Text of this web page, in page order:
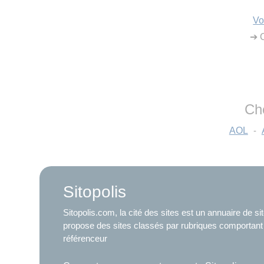
➔
AOL -
Sitopolis
Sitopolis.com, la cité des sites est un annuaire de
propose des sites classés par rubriques
référenceur